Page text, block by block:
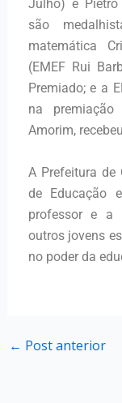
Julho) e Pietro
são
matemática
(EMEF Rui
Premiado; e a
na premiação
Amorim,
A Prefeitura de
de Educação
professor e a
outros jovens
no poder da
← Post anterior